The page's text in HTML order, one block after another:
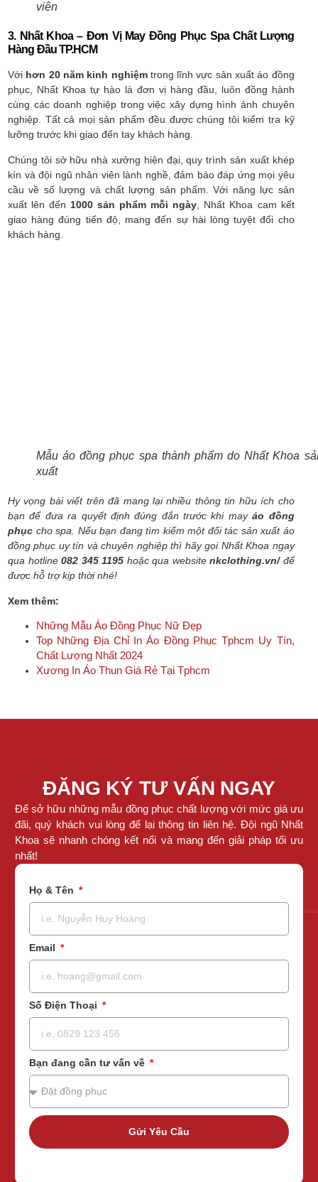
viên
3. Nhất Khoa – Đơn Vị May Đồng Phục Spa Chất Lượng
Hàng Đầu TP.HCM
Với hơn 20 năm kinh nghiệmtrong lĩnh vực sản xuất áo đồng
phục, Nhất Khoa tự hào là đơn vị hàng đầu, luôn đồng hành
cùng các doanh nghiệp trong việc xây dựng hình ảnh chuyên
nghiệp. Tất cả mọi sản phẩm đều được chúng tôi kiểm tra kỹ
lưỡng trước khi giao đến tay khách hàng.
Chúng tôi sở hữu nhà xưởng hiện đại, quy trình sản xuất khép
kín và đội ngũ nhân viên lành nghề, đảm bảo đáp ứng mọi yêu
cầu về số lượng và chất lượng sản phẩm. Với năng lực sản
xuất lên đến 1000 sản phẩm mỗi ngày , Nhất Khoa cam kết
giao hàng đúng tiến độ, mang đến sự hài lòng tuyệt đối cho
khách hàng.
Mẫu áo đồng phục spa thành phẩm do Nhất Khoa
xuất
Hy vọng bài viết trên đã mang lại nhiều thông tin hữu ích cho
bạn để đưa ra quyết định đúng đắn trước khi mayáo đồng
phục cho spa. Nếu bạn đang tìm kiếm một đối tác sản xuất áo
đồng phục uy tín và chuyên nghiệp thì hãy gọi Nhất Khoa ngay
qua hotline082 345 1195 hoặc qua websitenkclothing.vn/để
được hỗ trợ kịp thời nhé!
Xem thêm:
Những Mẫu Áo Đồng Phục Nữ Đẹp
Top Những Địa Chỉ In Áo Đồng Phục Tphcm Uy Tín,
Chất Lượng Nhất 2024
Xương In Áo Thun Giá Rẻ Tại Tphcm
ĐĂNG KÝ TƯ VẤN NGAY
Để sở hữu những mẫu đồng phục chất lượng với mức giá ưu
đãi, quý khách vui lòng để lại thông tin liên hệ. Đội ngũ Nhất
Khoa sẽ nhanh chóng kết nối và mang đến giải pháp tối ưu
nhất!
Họ & Tên
Email
Số Điện Thoại
Bạn đang cần tư vấn về
Gửi Yêu Cầu